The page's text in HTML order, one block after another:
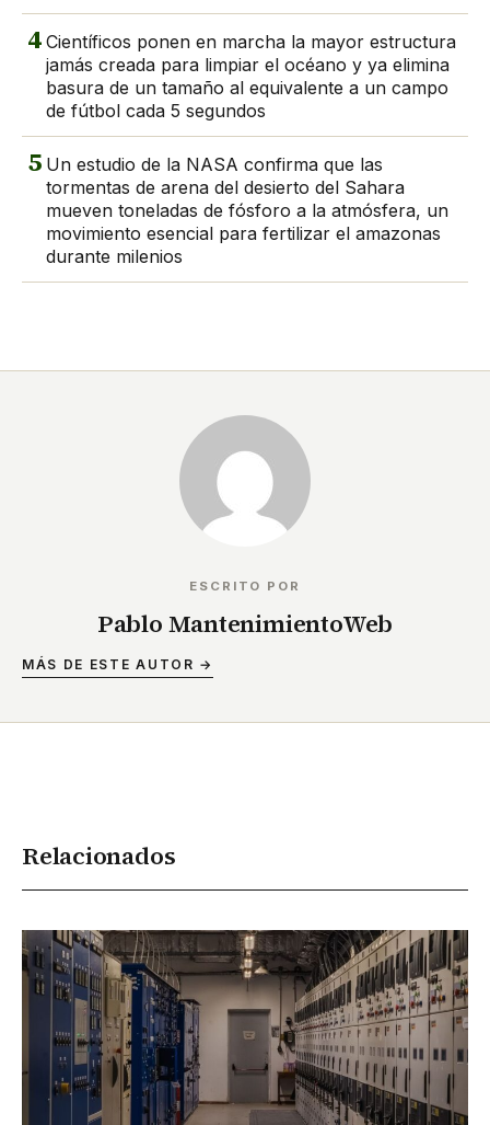
4 Científicos ponen en marcha la mayor estructura
jamás creada para limpiar el océano y ya elimina
basura de un tamaño al equivalente a un campo
de fútbol cada 5 segundos
5 Un estudio de la NASA confirma que las
tormentas de arena del desierto del Sahara
mueven toneladas de fósforo a la atmósfera, un
movimiento esencial para fertilizar el amazonas
durante milenios
ESCRITO POR
Pablo MantenimientoWeb
MÁS DE ESTE AUTOR →
Relacionados